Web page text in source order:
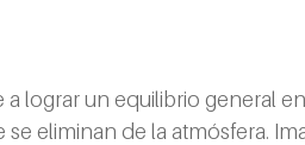
lograr un equilibrio general
eliminan de la atmósfera.